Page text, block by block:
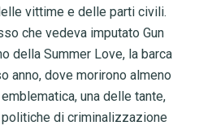
vittime e delle parti civili.
che vedeva imputato Gun
della Summer Love, la barca
anno, dove morirono almeno
una delle tante,
politiche di criminalizzazione